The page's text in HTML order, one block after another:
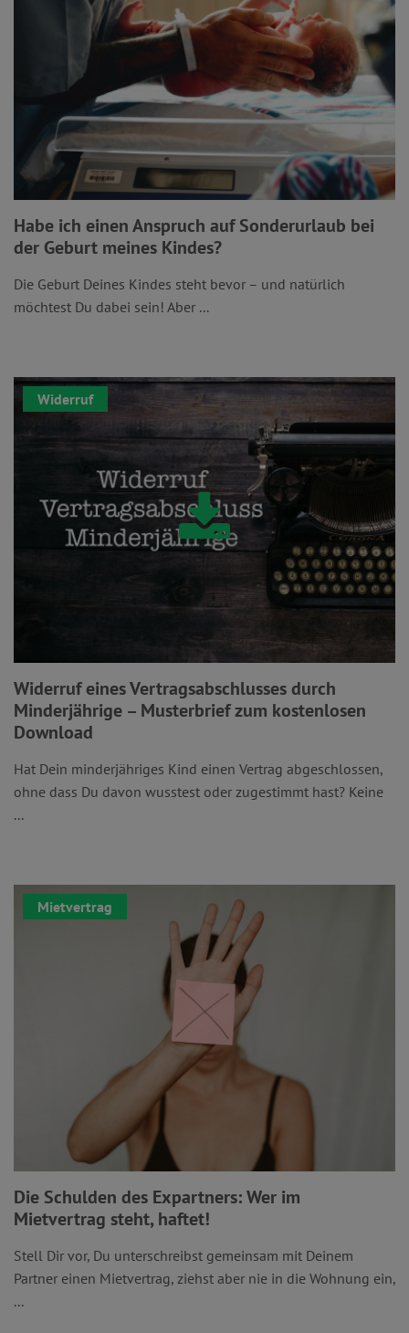
Habe ich einen Anspruch auf Sonderurlaub bei
der Geburt meines Kindes?
Die Geburt Deines Kindes steht bevor – und natürlich
möchtest Du dabei sein! Aber ...
Widerruf
Widerruf eines Vertragsabschlusses durch
Minderjährige – Musterbrief zum kostenlosen
Download
Hat Dein minderjähriges Kind einen Vertrag abgeschlossen,
ohne dass Du davon wusstest oder zugestimmt hast? Keine
...
Mietvertrag
Die Schulden des Expartners: Wer im
Mietvertrag steht, haftet!
Stell Dir vor, Du unterschreibst gemeinsam mit Deinem
Partner einen Mietvertrag, ziehst aber nie in die Wohnung ein,
...